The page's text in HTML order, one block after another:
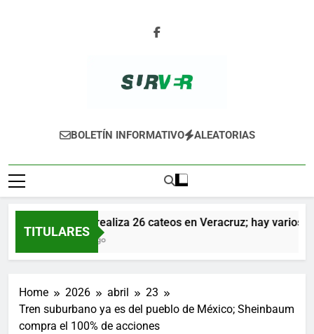
SURVER
BOLETÍN INFORMATIVO ALEATORIAS
TITULARES
Fiscalía realiza 26 cateos en Veracruz; hay varios
18 Horas Ago
Home 2026 abril
23
Tren suburbano ya es del pueblo de México; Sheinbaum
compra el 100% de acciones